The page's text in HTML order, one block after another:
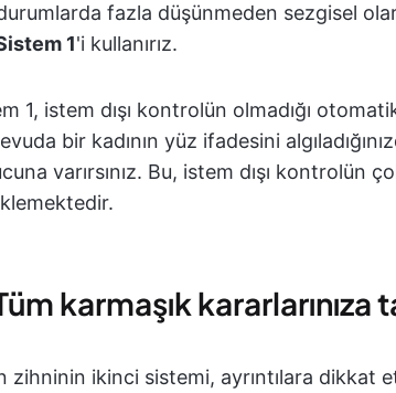
fazla düşünmeden sezgisel
1'i kullanırız.
1, istem dışı kontrolün olmadığı
bir kadının yüz ifadesini
varırsınız. Bu, istem dışı kontrolün
karmaşık
zihninin ikinci sistemi, ayrıntılara dikkat